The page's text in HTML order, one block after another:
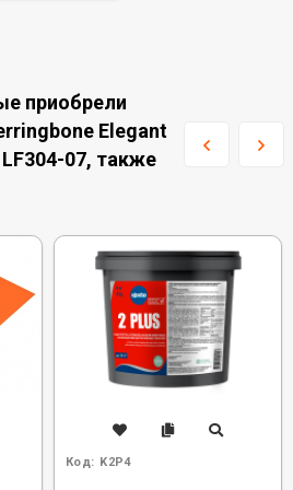
приобрели
Elegant
07, также
Код: K2P4